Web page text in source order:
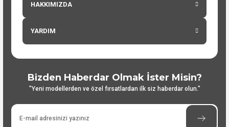
HAKKIMIZDA
YARDIM
Bizden Haberdar Olmak İster Misin?
"Yeni modellerden ve özel fırsatlardan ilk siz haberdar olun."